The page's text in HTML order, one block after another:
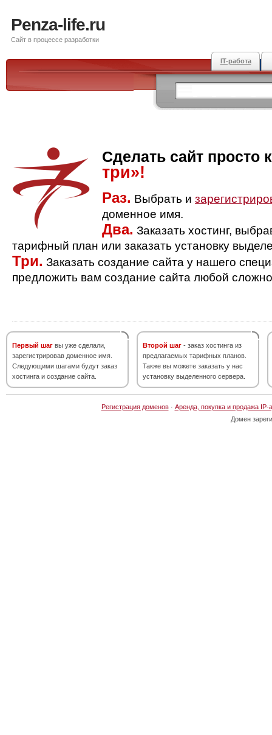
Penza-life.ru
Сайт в процессе разработки
IT-работа
Сделать сайт просто
три»!
Раз. Выбрать и
доменное имя.
Два. Заказать хостинг,
тарифный план или заказать установку
Три. Заказать создание сайта у нашего
предложить вам создание сайта любой
Первый шаг вы уже сделали,
зарегистрировав доменное имя.
Следующими шагами будут заказ
хостинга и создание сайта.
Второй шаг - заказ хостинга из
предлагаемых тарифных планов.
Также вы можете заказать у нас
установку выделенного сервера.
Регистрация доменов· Аренда, покупка и продажа IP-
Домен